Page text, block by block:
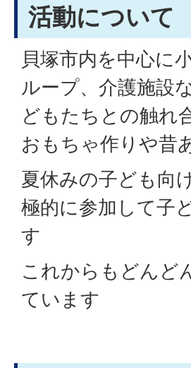
活動について
貝塚市内を中心に
ループ、介護施設
どもたちとの触れ
おもちゃ作りや昔
夏休みの子ども向
極的に参加して子
す
これからもどんど
ています